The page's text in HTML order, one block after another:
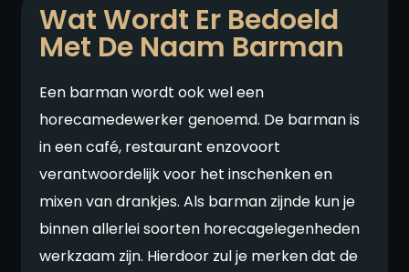
Wat Wordt Er Bedoeld
Met De Naam Barman
Een barman wordt ook wel een
horecamedewerker genoemd. De barman is
in een café, restaurant enzovoort
verantwoordelijk voor het inschenken en
mixen van drankjes. Als barman zijnde kun je
binnen allerlei soorten horecagelegenheden
werkzaam zijn. Hierdoor zul je merken dat de